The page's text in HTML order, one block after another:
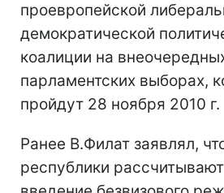
проевропейской
демократической
коалиции на
парламентских выборах,
пройдут 28 ноября 2010 г.
Ранее В.Филат заявлял,
республики